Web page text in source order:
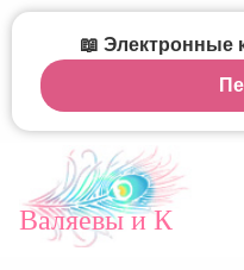
Валяевы и К
📖 Электронные